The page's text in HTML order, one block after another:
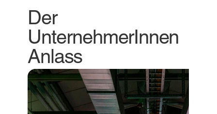
Der
UnternehmerInnen
Anlass